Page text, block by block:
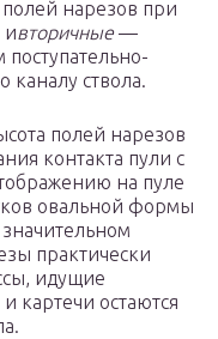
нарезов при
ивторичные—
ствола.
полей нарезов
контакта пули с
на пуле
овальной формы
практически
идущие
картечи остаются